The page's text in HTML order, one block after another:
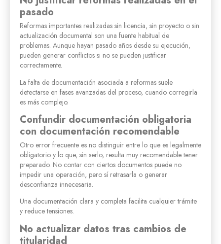
pasado
Reformas importantes realizadas sin licencia, sin proyecto o sin
actualización documental son una fuente habitual de
problemas. Aunque hayan pasado años desde su ejecución,
pueden generar conflictos si no se pueden justificar
correctamente.
La falta de documentación asociada a reformas suele
detectarse en fases avanzadas del proceso, cuando corregirla
es más complejo.
Confundir documentación obligatoria
con documentación recomendable
Otro error frecuente es no distinguir entre lo que es legalmente
obligatorio y lo que, sin serlo, resulta muy recomendable tener
preparado. No contar con ciertos documentos puede no
impedir una operación, pero sí retrasarla o generar
desconfianza innecesaria.
Una documentación clara y completa facilita cualquier trámite
y reduce tensiones.
No actualizar datos tras cambios de
titularidad